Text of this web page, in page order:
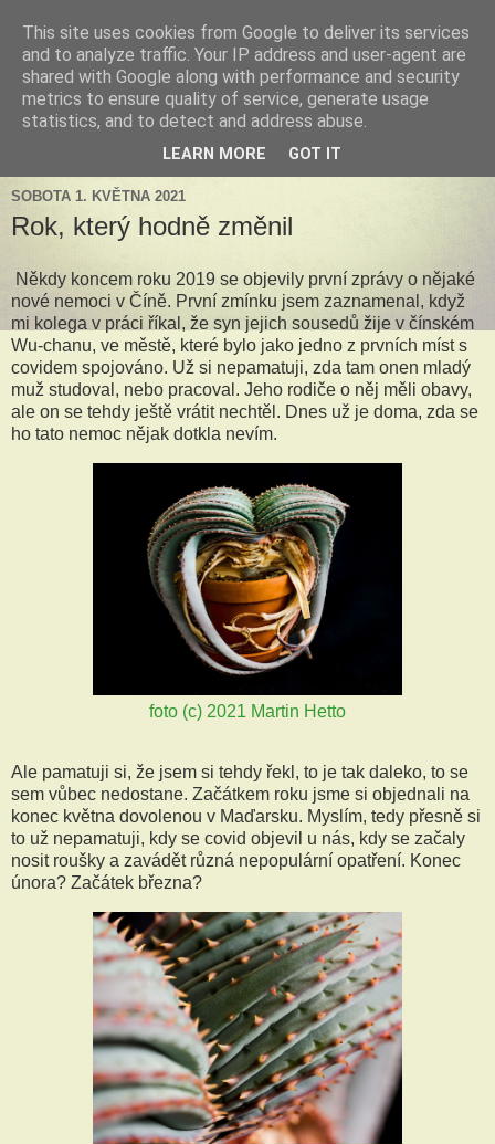
Tillandsia za okny
Tillandsie a další zelená havěť která s námi může žít v bytě,
k našim velkým radostem, nebo také starostem.
SOBOTA 1. KVĚTNA 2021
Rok, který hodně změnil
Někdy koncem roku 2019 se objevily první zprávy o nějaké
nové nemoci v Číně. První zmínku jsem zaznamenal, když
mi kolega v práci říkal, že syn jejich sousedů žije v čínském
Wu-chanu, ve městě, které bylo jako jedno z prvních míst s
covidem spojováno. Už si nepamatuji, zda tam onen mladý
muž studoval, nebo pracoval. Jeho rodiče o něj měli obavy,
ale on se tehdy ještě vrátit nechtěl. Dnes už je doma, zda se
ho tato nemoc nějak dotkla nevím.
foto (c) 2021 Martin Hetto
Ale pamatuji si, že jsem si tehdy řekl, to je tak daleko, to se
sem vůbec nedostane. Začátkem roku jsme si objednali na
konec května dovolenou v Maďarsku. Myslím, tedy přesně si
to už nepamatuji, kdy se covid objevil u nás, kdy se začaly
nosit roušky a zavádět různá nepopulární opatření. Konec
února? Začátek března?
This site uses cookies from Google to deliver its services
and to analyze traffic. Your IP address and user-agent are
shared with Google along with performance and security
metrics to ensure quality of service, generate usage
statistics, and to detect and address abuse.
LEARN MORE GOT IT